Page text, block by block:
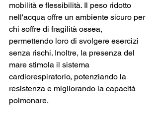
mobilità e flessibilità. Il peso ridotto
nell'acqua offre un ambiente sicuro per
chi soffre di fragilità ossea,
permettendo loro di svolgere esercizi
senza rischi. Inoltre, la presenza del
mare stimola il sistema
cardiorespiratorio, potenziando la
resistenza e migliorando la capacità
polmonare.